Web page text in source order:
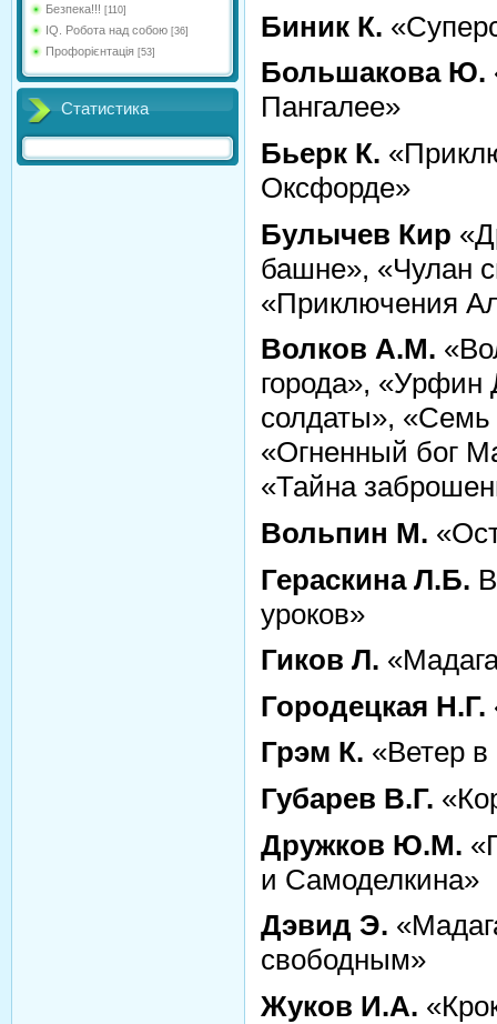
Безпека!!! [110]
IQ. Робота над собою [36]
Профорієнтація [53]
Статистика
Биник К.
Большакова Ю.
Пангалее»
Бьерк К.
Оксфорде»
Булычев Кир
башне», «Чулан
«Приключения
Волков А.М.
города»,
солдаты»,
«Огненный бог
«Тайна
Вольпин М.
Гераскина Л.Б.
уроков»
Гиков Л.
Городецкая Н.Г.
Грэм К. «Ветер в
Губарев В.Г.
Дружков Ю.М.
и Самоделкина»
Дэвид Э.
свободным»
Жуков И.А.